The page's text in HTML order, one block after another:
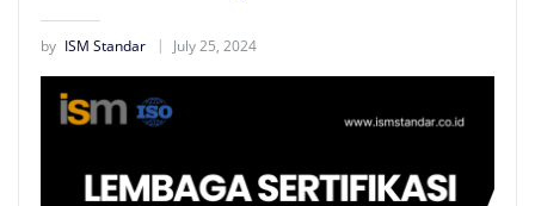
by ISM Standar July 25, 2024